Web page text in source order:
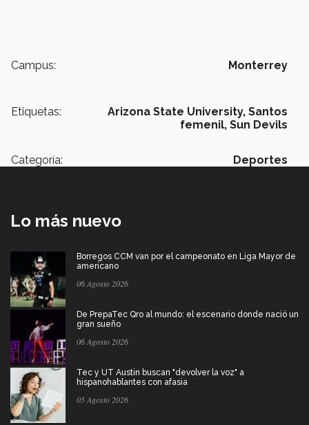
Campus: Monterrey
Etiquetas: Arizona State University, Santos
femenil, Sun Devils
Categoría: Deportes
Lo más nuevo
Borregos CCM van por el campeonato en Liga Mayor de
americano
06 Agosto 2026
De PrepaTec Qro al mundo: el escenario donde nació un
gran sueño
06 Agosto 2026
Tec y UT Austin buscan "devolver la voz" a
hispanohablantes con afasia
05 Agosto 2026